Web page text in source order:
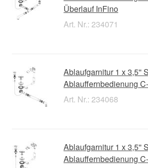
Überlauf InFino
Art. Nr.: 234071
Ablaufgarnitur 1 x 3,5''
Ablauffernbedienung
Art. Nr.: 234068
Ablaufgarnitur 1 x 3,5''
Ablauffernbedienung